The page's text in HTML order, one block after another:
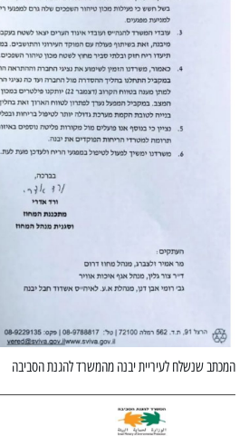
המכתב שנשלח לעיריית יבנה מהמשרד להגנת הסביבה